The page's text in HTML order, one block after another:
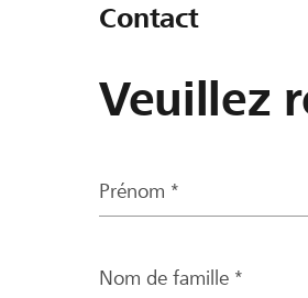
Contact
Veuillez
Prénom *
Nom de famille *